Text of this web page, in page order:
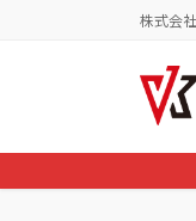
に
移
ョ
ン
株式会